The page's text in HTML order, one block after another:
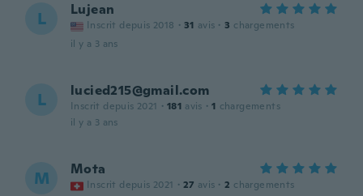
L Lujean
Inscrit depuis 2018 · 31 avis · 3 chargements
il y a 3 ans
L lucied215@gmail.com
Inscrit depuis 2021 · 181 avis · 1 chargements
il y a 3 ans
M Mota
Inscrit depuis 2021 · 27 avis · 2 chargements